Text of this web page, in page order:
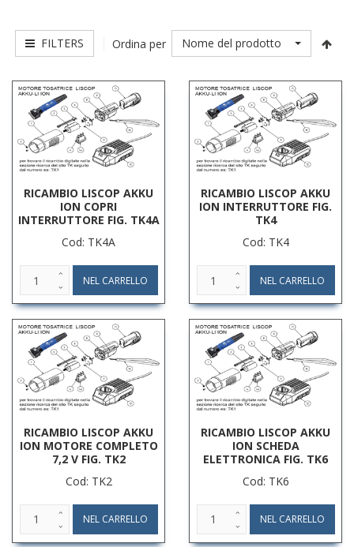
FILTERS Ordina per Nome del prodotto
RICAMBIO LISCOP AKKU
ION COPRI
INTERRUTTORE FIG. TK4A
Cod: TK4A
RICAMBIO LISCOP AKKU
ION INTERRUTTORE FIG.
TK4
Cod: TK4
RICAMBIO LISCOP AKKU
ION MOTORE COMPLETO
7,2 V FIG. TK2
Cod: TK2
RICAMBIO LISCOP AKKU
ION SCHEDA
ELETTRONICA FIG. TK6
Cod: TK6